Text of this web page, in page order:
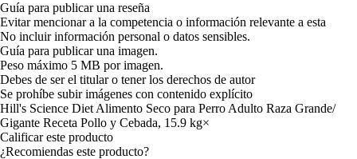
Guía para publicar una reseña
Evitar mencionar a la competencia o información relevante a esta
No incluir información personal o datos sensibles.
Guía para publicar una imagen.
Peso máximo 5 MB por imagen.
Debes de ser el titular o tener los derechos de autor
Se prohíbe subir imágenes con contenido explícito
Hill's Science Diet Alimento Seco para Perro Adulto Raza Grande/
Gigante Receta Pollo y Cebada, 15.9 kg×
Calificar este producto
Tu valoración
¿Recomiendas este producto?